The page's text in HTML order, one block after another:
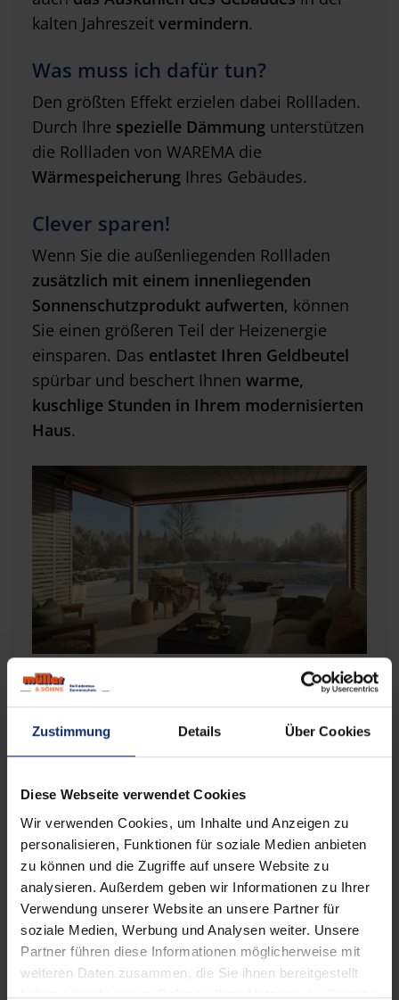
Zustimmung Details Über Cookies
Diese Webseite verwendet Cookies
Wir verwenden Cookies, um Inhalte und Anzeigen zu
personalisieren, Funktionen für soziale Medien anbieten
zu können und die Zugriffe auf unsere Website zu
analysieren. Außerdem geben wir Informationen zu Ihrer
Verwendung unserer Website an unsere Partner für
soziale Medien, Werbung und Analysen weiter. Unsere
Partner führen diese Informationen möglicherweise mit
weiteren Daten zusammen, die Sie ihnen bereitgestellt
haben oder die sie im Rahmen Ihrer Nutzung der Dienste
kalten Jahreszeit vermindern.
Was muss ich dafür tun?
Den größten Effekt erzielen dabei Rollladen.
Durch Ihre spezielle Dämmung unterstützen
die Rollladen von WAREMA die
Wärmespeicherung Ihres Gebäudes.
Clever sparen!
Wenn Sie die außenliegenden Rollladen
zusätzlich mit einem innenliegenden
Sonnenschutzprodukt aufwerten, können
Sie einen größeren Teil der Heizenergie
einsparen. Das entlastet Ihren Geldbeutel
spürbar und beschert Ihnen warme,
kuschlige Stunden in Ihrem modernisierten
Haus.
Kindersicherheit Einbruchschutz
Bei der Nutzung von innenliegendem
Sonnenschutz besteht immer ein gewisses
Risiko. Kleinkinderkönnten sichan den
Schnur- und Kettenbedienungen verletzen.
Diese müssen deswegen nach DIN EN 13120
speziellgesichertund außerhalb der
Reichweite von Kindern gehalten werden.